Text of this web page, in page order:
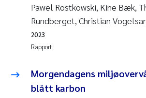
Camilla With Fagerli
Prem Chand
Pawel Rostkowski, Kine Bæk,
Rundberget, Christian
Rapport
2023
Morgendagens
blått karbon